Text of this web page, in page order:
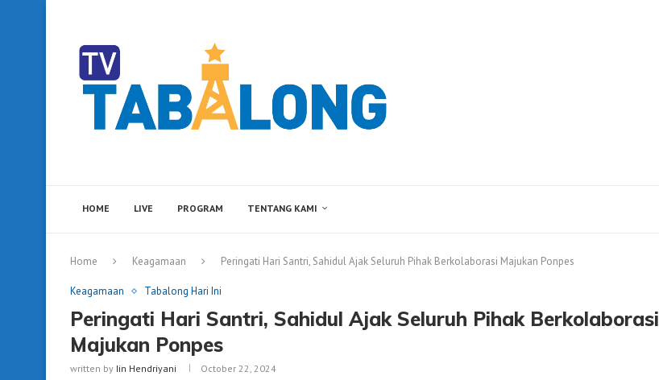
HOME LIVE PROGRAM TENTANG KAMI
Home Keagamaan Peringati Hari Santri, Sahidul Ajak Seluruh Pihak Berkolaborasi Majukan Ponpes
Keagamaan Tabalong Hari Ini
Peringati Hari Santri, Sahidul Ajak Seluruh Pihak Berkolaborasi
Majukan Ponpes
written by Iin Hendriyani October 22, 2024